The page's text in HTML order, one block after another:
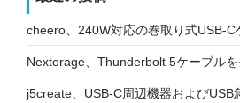
cheero、240W対応の巻取り式USB-C
Nextorage、Thunderbolt 5ケーブルを
j5create、USB-C周辺機器およびUSB